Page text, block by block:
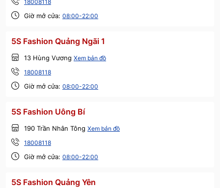
18008118
Giờ mở cửa: 08:00-22:00
5S Fashion Quảng Ngãi 1
13 Hùng Vương Xem bản đồ
18008118
Giờ mở cửa: 08:00-22:00
5S Fashion Uông Bí
190 Trần Nhân Tông Xem bản đồ
18008118
Giờ mở cửa: 08:00-22:00
5S Fashion Quảng Yên